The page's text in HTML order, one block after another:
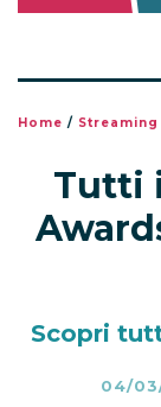
Home / Streaming
Tutti
Scopri
04/